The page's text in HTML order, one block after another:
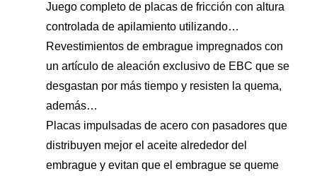
Juego completo de placas de fricción con altura
controlada de apilamiento utilizando…
Revestimientos de embrague impregnados con
un artículo de aleación exclusivo de EBC que se
desgastan por más tiempo y resisten la quema,
además…
Placas impulsadas de acero con pasadores que
distribuyen mejor el aceite alrededor del
embrague y evitan que el embrague se queme